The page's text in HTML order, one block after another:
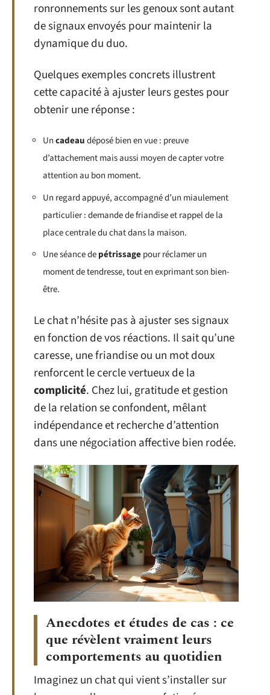
ronronnements sur les genoux sont autant
de signaux envoyés pour maintenir la
dynamique du duo.
Quelques exemples concrets illustrent
cette capacité à ajuster leurs gestes pour
obtenir une réponse :
Uncadeaudéposé bien en vue : preuve
d’attachement mais aussi moyen de capter votre
attention au bon moment.
Un regard appuyé, accompagné d’un miaulement
particulier : demande de friandise et rappel de la
place centrale du chat dans la maison.
Une séance depétrissagepour réclamer un
moment de tendresse, tout en exprimant son bien-
être.
Le chat n’hésite pas à ajuster ses signaux
en fonction de vos réactions. Il sait qu’une
caresse, une friandise ou un mot doux
renforcent le cercle vertueux de la
complicité. Chez lui, gratitude et gestion
de la relation se confondent, mêlant
indépendance et recherche d’attention
dans une négociation affective bien rodée.
Anecdotes et études de cas : ce
que révèlent vraiment leurs
comportements au quotidien
Imaginez un chat qui vient s’installer sur